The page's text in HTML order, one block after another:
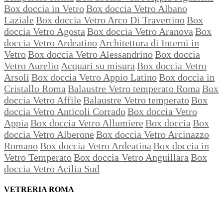
Box doccia in VetroBox doccia Vetro Albano
Laziale Box doccia Vetro Arco Di TravertinoBox
doccia Vetro Agosta Box doccia Vetro Aranova Box
doccia Vetro Ardeatino Architettura di Interni in
VetroBox doccia Vetro AlessandrinoBox doccia
Vetro Aurelio Acquari su misura Box doccia Vetro
Arsoli Box doccia Vetro Appio LatinoBox doccia in
Cristallo Roma Balaustre Vetro temperato Roma Box
doccia Vetro Affile Balaustre Vetro temperatoBox
doccia Vetro Anticoli CorradoBox doccia Vetro
Appia Box doccia Vetro Allumiere Box doccia Box
doccia Vetro Alberone Box doccia Vetro Arcinazzo
RomanoBox doccia Vetro Ardeatina Box doccia in
Vetro TemperatoBox doccia Vetro Anguillara Box
doccia Vetro Acilia Sud
VETRERIA ROMA